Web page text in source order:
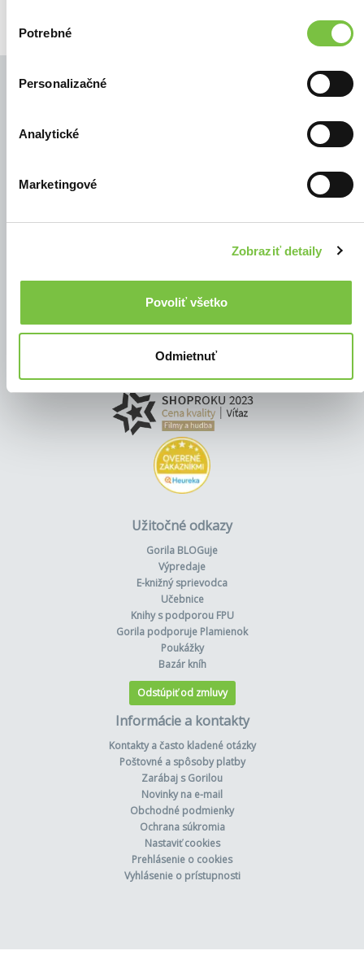
súhlasu
Potrebné
Personalizačné
Analytické
Marketingové
Zobraziť detaily
Povoliť všetko
Odmietnuť
Užitočné odkazy
Gorila BLOGuje
Výpredaje
E-knižný sprievodca
Učebnice
Knihy s podporou FPU
Gorila podporuje Plamienok
Poukážky
Bazár kníh
Odstúpiť od zmluvy
Informácie a kontakty
Kontakty a často kladené otázky
Poštovné a spôsoby platby
Zarábaj s Gorilou
Novinky na e-mail
Obchodné podmienky
Ochrana súkromia
Nastaviť cookies
Prehlásenie o cookies
Vyhlásenie o prístupnosti